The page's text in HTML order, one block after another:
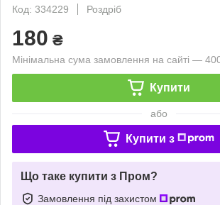
Код: 334229
Роздріб
180 ₴
Мінімальна сума замовлення на сайті —
Купити
або
Купити з
Що таке купити з Пром?
Замовлення під захистом